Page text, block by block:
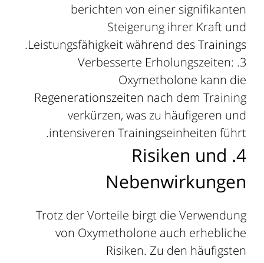
berichten von einer signifikanten
Steigerung ihrer Kraft und
Leistungsfähigkeit während des Trainings.
Verbesserte Erholungszeiten:
Oxymetholone kann die
Regenerationszeiten nach dem Training
verkürzen, was zu häufigeren und
intensiveren Trainingseinheiten führt.
4. Risiken und
Nebenwirkungen
Trotz der Vorteile birgt die Verwendung
von Oxymetholone auch erhebliche
Risiken. Zu den häufigsten